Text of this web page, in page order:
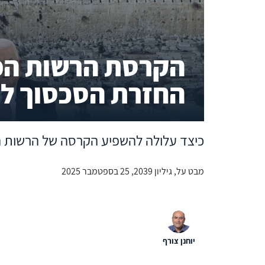
הקרסת הרשות
החזרת הסכסוך
כיצד עלולה להשפיע הקרסה של
מבט על, גיליון 2039, 25 בספטמבר 2025
יוחנן צורף